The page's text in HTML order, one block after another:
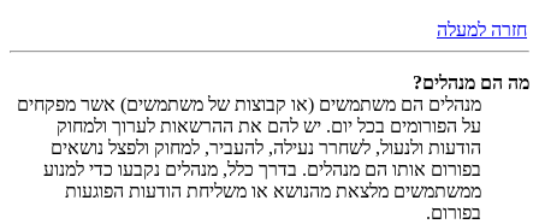
חזרה למעלה
מה הם מנהלים?
מנהלים הם משתמשים (או קבוצות של משתמשים) אשר מפקחים
על הפורומים בכל יום. יש להם את ההרשאות לערוך ולמחוק
הודעות ולנעול, לשחרר נעילה, להעביר, למחוק ולפצל נושאים
בפורום אותו הם מנהלים. בדרך כלל, מנהלים נקבעו כדי למנוע
ממשתמשים מלצאת מהנושא או משליחת הודעות הפוגעות
בפורום.